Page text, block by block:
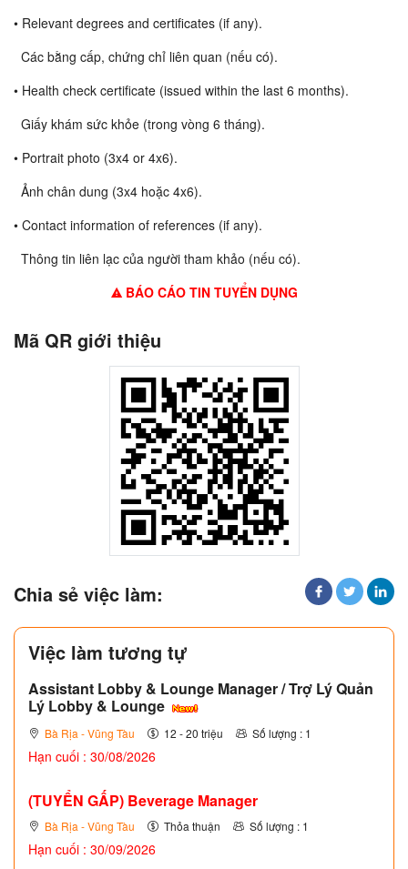
• Relevant degrees and certificates (if any).
Các bằng cấp, chứng chỉ liên quan (nếu có).
• Health check certificate (issued within the last 6 months).
Giấy khám sức khỏe (trong vòng 6 tháng).
• Portrait photo (3x4 or 4x6).
Ảnh chân dung (3x4 hoặc 4x6).
• Contact information of references (if any).
Thông tin liên lạc của người tham khảo (nếu có).
BÁO CÁO TIN TUYỂN DỤNG
Mã QR giới thiệu
Chia sẻ việc làm:
Việc làm tương tự
Assistant Lobby & Lounge Manager / Trợ Lý Quản
Lý Lobby & Lounge
Bà Rịa - Vũng Tàu 12 - 20 triệu Số lượng : 1
Hạn cuối : 30/08/2026
(TUYỂN GẤP) Beverage Manager
Bà Rịa - Vũng Tàu Thỏa thuận Số lượng : 1
Hạn cuối : 30/09/2026